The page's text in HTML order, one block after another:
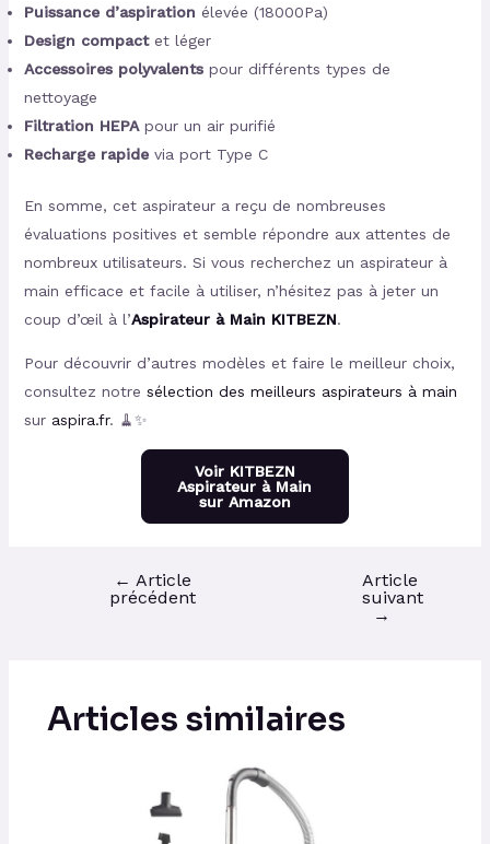
Puissance d’aspiration élevée (18000Pa)
Design compactet léger
Accessoires polyvalentspour différents types de
nettoyage
Filtration HEPApour un air purifié
Recharge rapidevia port Type C
En somme, cet aspirateur a reçu de nombreuses
évaluations positives et semble répondre aux attentes de
nombreux utilisateurs. Si vous recherchez un aspirateur à
main efficace et facile à utiliser, n’hésitez pas à jeter un
coup d’œil à l’Aspirateur à Main KITBEZN.
Pour découvrir d’autres modèles et faire le meilleur choix,
consultez notre sélection des meilleurs aspirateurs à main
sur aspira.fr. 🧹✨
Voir KITBEZN
Aspirateur à Main
sur Amazon
← Article
précédent
Article
suivant
→
Articles similaires